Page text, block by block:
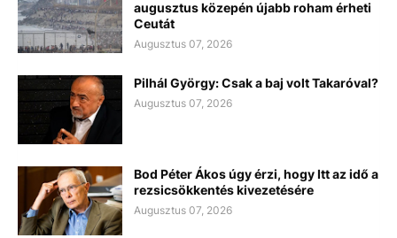
augusztus közepén újabb roham érheti
Ceutát
Augusztus 07, 2026
Pilhál György: Csak a baj volt Takaróval?
Augusztus 07, 2026
Bod Péter Ákos úgy érzi, hogy Itt az idő a
rezsicsökkentés kivezetésére
Augusztus 07, 2026